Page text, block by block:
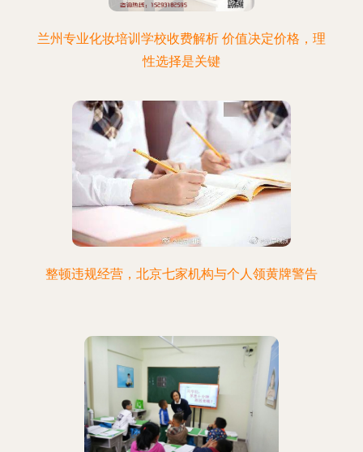
兰州专业化妆培训学校收费解析 价值决定价格，理
性选择是关键
整顿违规经营，北京七家机构与个人领黄牌警告